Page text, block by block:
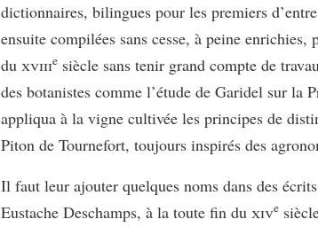
dictionnaires, bilingues pour les premiers
ensuite compilées sans cesse, à peine enrichies,
du xviiie siècle sans tenir grand compte de
des botanistes comme l’étude de Garidel sur la
appliqua à la vigne cultivée les principes de
Piton de Tournefort, toujours inspirés des
Il faut leur ajouter quelques noms dans des
Eustache Deschamps, à la toute fin du xive